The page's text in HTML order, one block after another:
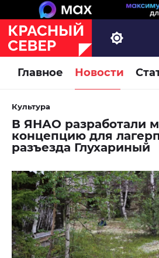
Главное Новости
Культура
В ЯНАО разработали
концепцию для
разъезда Глухариный